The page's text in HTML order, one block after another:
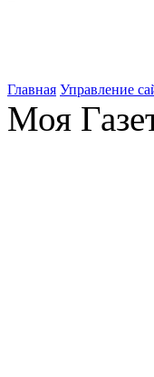
Главная Управление
Моя